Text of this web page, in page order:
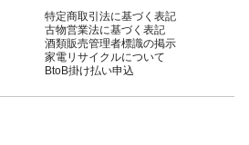
特定商取引法に基づく表記
古物営業法に基づく表記
酒類販売管理者標識の掲示
家電リサイクルについて
BtoB掛け払い申込